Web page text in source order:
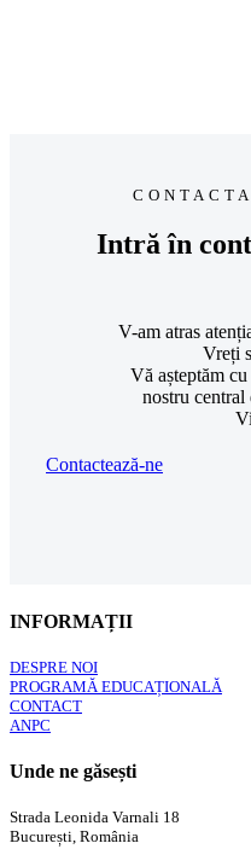
Intră în
V-am atras
Vreți
Vă așteptăm
nostru
Contactează-ne
INFORMAȚII
DESPRE NOI
PROGRAMĂ EDUCAȚIONALĂ
CONTACT
ANPC
Unde ne găsești
Strada Leonida Varnali 18
București, România